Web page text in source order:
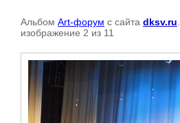
Альбом Art-форум с сайта dksv.ru
изображение 2 из 11